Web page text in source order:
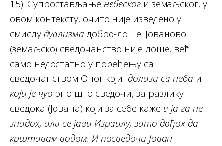
15). Супростављање небеског и земаљског, у
овом контексту, очито није изведено у
смислу дуализма добро-лоше. Јованово
(земаљско) сведочанство није лоше, већ
само недостатно у поређењу са
сведочанством Оног који долази са неба и
који је чуо оно што сведочи, за разлику
сведока (Јована) који за себе каже и ја га не
знадох, али се јави Израилу, зато дођох да
крштавам водом. И посведочи Јован